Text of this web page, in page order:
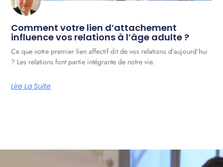
Comment votre lien d’attachement
influence vos relations à l’âge adulte ?
Ce que votre premier lien affectif dit de vos relations d’aujourd’hui
? Les relations font partie intégrante de notre vie.
Lire La Suite